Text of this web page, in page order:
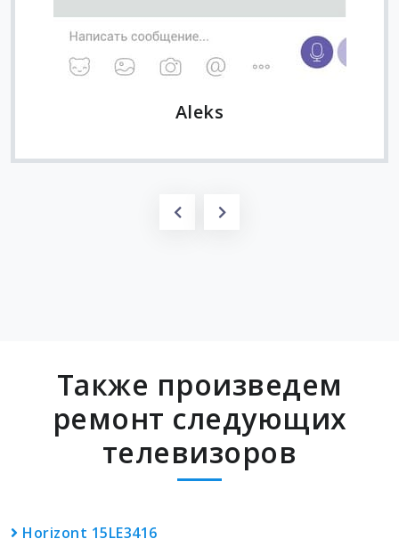
Также произведем
ремонт следующих
телевизоров
Horizont 15LE3416